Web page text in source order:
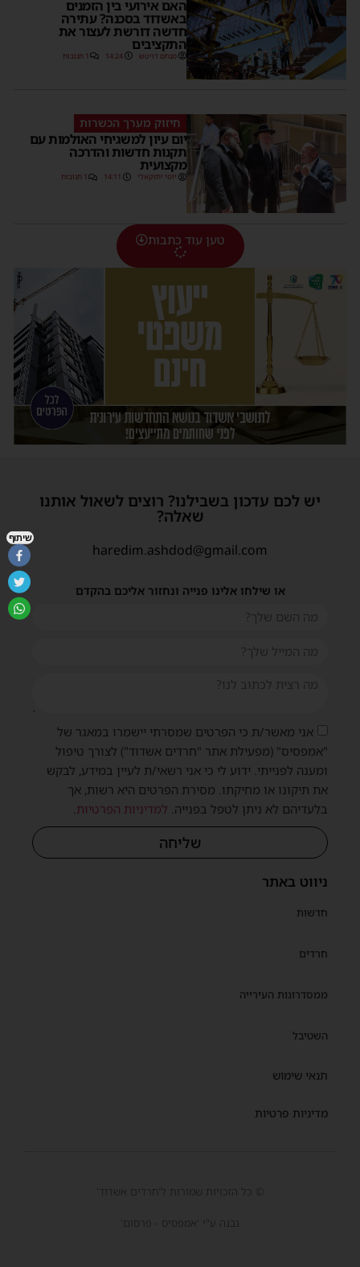
האם אירועי בין הזמנים
באשדוד בסכנה? עתירה
חדשה דורשת לעצור את
התקציבים
מנחם דויטש 14:24 1 תגובות
חיזוק מערך הכשרות
יום עיון למשגיחי האולמות עם
תקנות חדשות והדרכה
מקצועית
יוסי יחזקאלי 14:11 1 תגובות
טען עוד כתבות
ניווט באתר
חדשות
חרדים
ממסדרונות העירייה
השטיבל
תנאי שימוש
מדיניות פרטיות
יש לכם עדכון בשבילנו? רוצים לשאול אותנו
שאלה?
haredim.ashdod@gmail.com
או שילחו אלינו פנייה ונחזור אליכם בהקדם
אני מאשר/ת כי הפרטים שמסרתי יישמרו במאגר של
"אמפסיס" (מפעילת אתר "חרדים אשדוד") לצורך טיפול
ומענה לפנייתי. ידוע לי כי אני רשאי/ת לעיין במידע, לבקש
את תיקונו או מחיקתו. מסירת הפרטים היא רשות, אך
בלעדיהם לא ניתן לטפל בפנייה. למדיניות הפרטיות
שליחה
© כל הזכויות שמורות ל'חרדים אשדוד'
נבנה ע"י 'אמפסיס - פרסום'
שיתוף